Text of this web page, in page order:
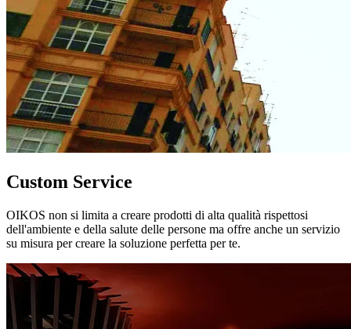
Custom Service
OIKOS non si limita a creare prodotti di alta qualità rispettosi
dell'ambiente e della salute delle persone ma offre anche un servizio
su misura per creare la soluzione perfetta per te.